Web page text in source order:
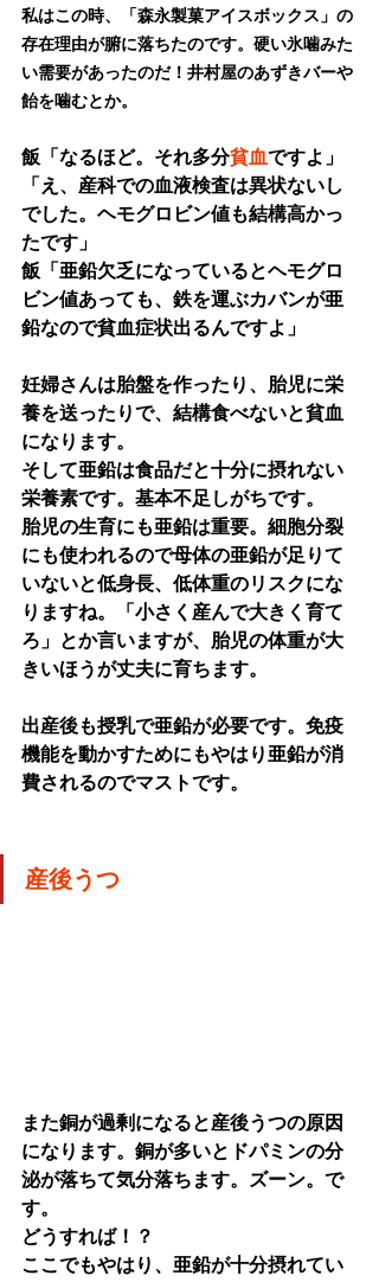
私はこの時、「森永製菓アイスボックス」の
存在理由が腑に落ちたのです。硬い氷噛みた
い需要があったのだ！井村屋のあずきバーや
飴を噛むとか。
飯「なるほど。それ多分貧血ですよ」
「え、産科での血液検査は異状ないし
でした。ヘモグロビン値も結構高かっ
たです」
飯「亜鉛欠乏になっているとヘモグロ
ビン値あっても、鉄を運ぶカバンが亜
鉛なので貧血症状出るんですよ」
妊婦さんは胎盤を作ったり、胎児に栄
養を送ったりで、結構食べないと貧血
になります。
そして亜鉛は食品だと十分に摂れない
栄養素です。基本不足しがちです。
胎児の生育にも亜鉛は重要。細胞分裂
にも使われるので母体の亜鉛が足りて
いないと低身長、低体重のリスクにな
りますね。「小さく産んで大きく育て
ろ」とか言いますが、胎児の体重が大
きいほうが丈夫に育ちます。
出産後も授乳で亜鉛が必要です。免疫
機能を動かすためにもやはり亜鉛が消
費されるのでマストです。
産後うつ
また銅が過剰になると産後うつの原因
になります。銅が多いとドパミンの分
泌が落ちて気分落ちます。ズーン。で
す。
どうすれば！？
ここでもやはり、亜鉛が十分摂れてい